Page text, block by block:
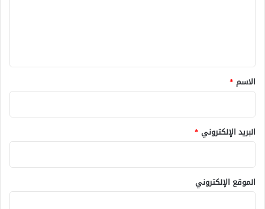
*
الاسم *
البريد الإلكتروني *
الموقع الإلكتروني